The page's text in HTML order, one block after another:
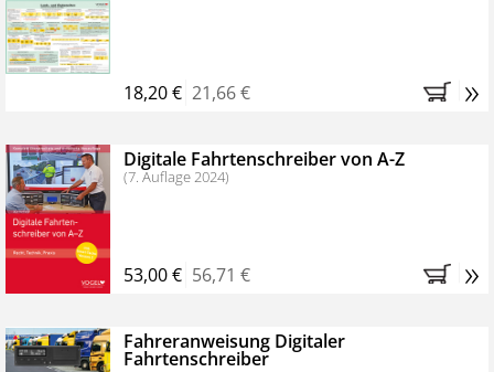
Bestellen Sie jetzt das VerkehrsRundschau Profipaket im
Kennenlern-Abo für zwei Monate (inkl. der derzeitig
Monaten brauchen Sie nichts weiter tun, das
Abonnement endet automatisch, es entstehen keine
weiteren Verpflichtungen.
18,20 € 21,66 € »
Digitale Fahrtenschreiber von A-Z
(7. Auflage 2024)
53,00 € 56,71 € »
Fahreranweisung Digitaler
Fahrtenschreiber